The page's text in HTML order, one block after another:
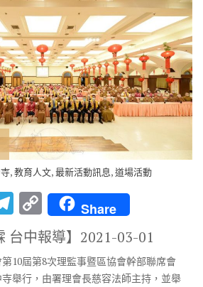
,教育人文,最新活動訊息,道場活動
T
el
e
gr
C
o
p
y
Share
台中報導】 2021-03-01
第10屆第8次理監事暨區協會幹部聯席會
舉行，由署理會長慈容法師主持，並舉